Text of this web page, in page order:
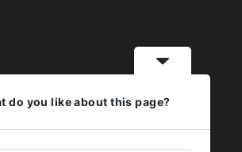
do you like about this page?